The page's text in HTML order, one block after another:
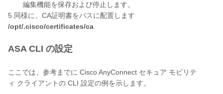
編集機能を保存および停止します。
5.同様に、CA証明書をパスに配置します
/opt/.cisco/certificates/ca
ASA CLI の設定
ここでは、参考までに Cisco AnyConnect セキュア モビリテ
ィ クライアントの CLI 設定の例を示します。